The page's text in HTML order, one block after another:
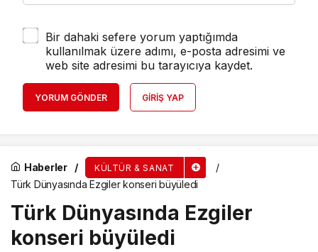
Bir dahaki sefere yorum yaptığımda
kullanılmak üzere adımı, e-posta adresimi ve
web site adresimi bu tarayıcıya kaydet.
YORUM GÖNDER GIRIŞ YAP
Haberler KÜLTÜR & SANAT
Türk Dünyasında Ezgiler konseri büyüledi
Türk Dünyasında Ezgiler
konseri büyüledi